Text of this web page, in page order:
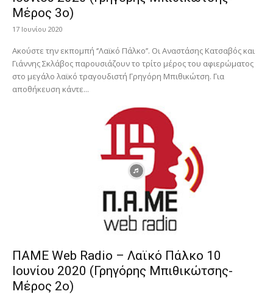
Μέρος 3ο)
17 Ιουνίου 2020
Ακούστε την εκπομπή ‘’Λαϊκό Πάλκο’’. Οι Αναστάσης Κατσαβός και
Γιάννης Σκλάβος παρουσιάζουν το τρίτο μέρος του αφιερώματος
στο μεγάλο λαϊκό τραγουδιστή Γρηγόρη Μπιθικώτση. Για
αποθήκευση κάντε...
ΠΑΜΕ Web Radio – Λαϊκό Πάλκο 10
Ιουνίου 2020 (Γρηγόρης Μπιθικώτσης-
Μέρος 2ο)